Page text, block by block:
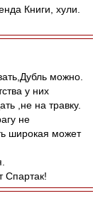
Книги, хули.
можно.
у них
,не на травку.
не
широкая может
Спартак!